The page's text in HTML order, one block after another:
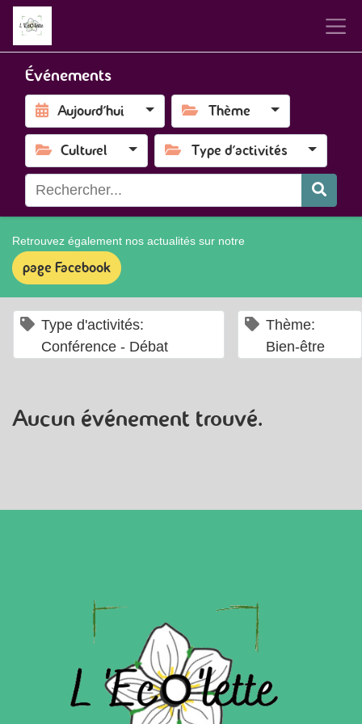
Événements
Aujourd'hui Thème
Culturel Type d'activités
Retrouvez également nos actualités sur notre
page Facebook
Type d'activités:
Conférence - Débat
Thème:
Bien-être
Aucun événement trouvé.